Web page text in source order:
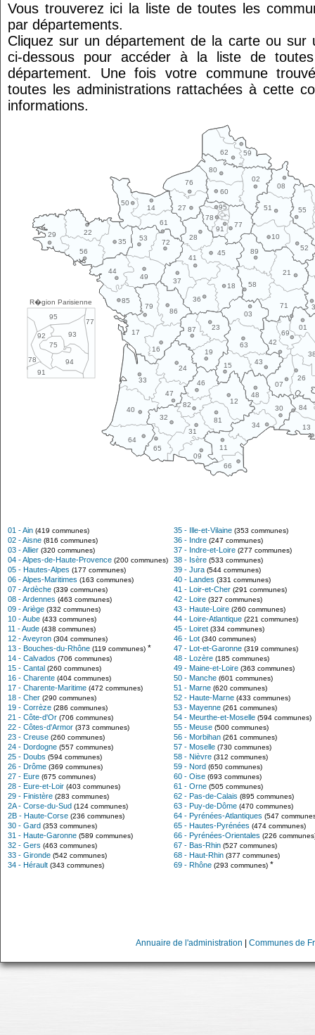
Vous trouverez ici la liste de toutes les
par départements.
Cliquez sur un département de la carte ou sur
ci-dessous pour accéder à la liste de
département. Une fois votre commune
toutes les administrations rattachées à cette
informations.
R�gion Parisienne
77
78
91
95
93
75
94
92
10
11
12
13
14
15
16
17
18
19
21
22
23
24
26
27
28
29
30
31
32
33
34
35
36
37
40
41
42
43
44
45
46
47
48
49
50
51
52
53
55
56
58
59
60
61
62
63
64
65
66
69
01
02
03
07
08
09
71
72
76
77
78
79
80
81
82 84
85
86
87
89
91
95
01 - Ain (419 communes)
02 - Aisne (816 communes)
03 - Allier (320 communes)
04 - Alpes-de-Haute-Provence (200 communes)
05 - Hautes-Alpes (177 communes)
06 - Alpes-Maritimes (163 communes)
07 - Ardèche (339 communes)
08 - Ardennes (463 communes)
09 - Ariège (332 communes)
10 - Aube (433 communes)
11 - Aude (438 communes)
12 - Aveyron (304 communes)
13 - Bouches-du-Rhône (119 communes) *
14 - Calvados (706 communes)
15 - Cantal (260 communes)
16 - Charente (404 communes)
17 - Charente-Maritime (472 communes)
18 - Cher (290 communes)
19 - Corrèze (286 communes)
21 - Côte-d'Or (706 communes)
22 - Côtes-d'Armor (373 communes)
23 - Creuse (260 communes)
24 - Dordogne (557 communes)
25 - Doubs (594 communes)
26 - Drôme (369 communes)
27 - Eure (675 communes)
28 - Eure-et-Loir (403 communes)
29 - Finistère (283 communes)
2A - Corse-du-Sud (124 communes)
2B - Haute-Corse (236 communes)
30 - Gard (353 communes)
31 - Haute-Garonne (589 communes)
32 - Gers (463 communes)
33 - Gironde (542 communes)
34 - Hérault (343 communes)
35 - Ille-et-Vilaine (353 communes)
36 - Indre (247 communes)
37 - Indre-et-Loire (277 communes)
38 - Isère (533 communes)
39 - Jura (544 communes)
40 - Landes (331 communes)
41 - Loir-et-Cher (291 communes)
42 - Loire (327 communes)
43 - Haute-Loire (260 communes)
44 - Loire-Atlantique (221 communes)
45 - Loiret (334 communes)
46 - Lot (340 communes)
47 - Lot-et-Garonne (319 communes)
48 - Lozère (185 communes)
49 - Maine-et-Loire (363 communes)
50 - Manche (601 communes)
51 - Marne (620 communes)
52 - Haute-Marne (433 communes)
53 - Mayenne (261 communes)
54 - Meurthe-et-Moselle (594 communes)
55 - Meuse (500 communes)
56 - Morbihan (261 communes)
57 - Moselle (730 communes)
58 - Nièvre (312 communes)
59 - Nord (650 communes)
60 - Oise (693 communes)
61 - Orne (505 communes)
62 - Pas-de-Calais (895 communes)
63 - Puy-de-Dôme (470 communes)
64 - Pyrénées-Atlantiques (547
65 - Hautes-Pyrénées (474 communes)
66 - Pyrénées-Orientales (226
67 - Bas-Rhin (527 communes)
68 - Haut-Rhin (377 communes)
69 - Rhône (293 communes) *
Annuaire de l'administration Communes de